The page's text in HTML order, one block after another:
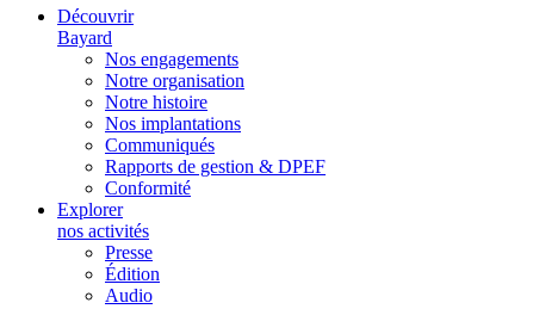
Découvrir
Bayard
Nos engagements
Notre organisation
Notre histoire
Nos implantations
Communiqués
Rapports de gestion & DPEF
Conformité
Explorer
nos activités
Presse
Édition
Audio